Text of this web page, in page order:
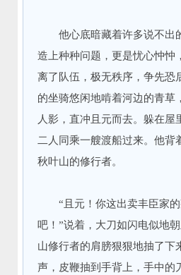
他心底暗藏着许多说不出的
造上种种问题，更是忧心忡忡
离了队伍，极无秩序，争先恐
的坐骑悠闲地啃着河边的青草
人影，直冲且元而去。躲在
二人同乘一艘渡船过来。他
秋叶山的修行者。
“且元！你这出卖丰臣家的
吧！”说着，大刀如闪电似地
山修行者的肩膀狠狠地抽了
声，皮鞭抽到手背上，手中的